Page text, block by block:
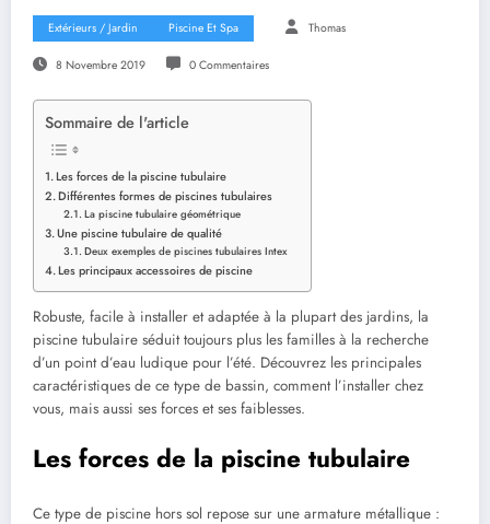
Extérieurs / Jardin Piscine Et Spa Thomas
8 Novembre 2019 0 Commentaires
Sommaire de l'article
Les forces de la piscine tubulaire
Différentes formes de piscines tubulaires
La piscine tubulaire géométrique
Une piscine tubulaire de qualité
Deux exemples de piscines tubulaires Intex
Les principaux accessoires de piscine
Robuste, facile à installer et adaptée à la plupart des jardins, la
piscine tubulaire séduit toujours plus les familles à la recherche
d’un point d’eau ludique pour l’été. Découvrez les principales
caractéristiques de ce type de bassin, comment l’installer chez
vous, mais aussi ses forces et ses faiblesses.
Les forces de la piscine tubulaire
Ce type de piscine hors sol repose sur une armature métallique :